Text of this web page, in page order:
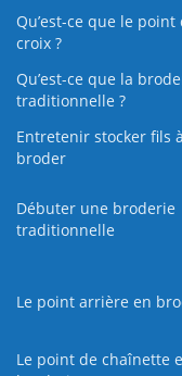
Qu’est-ce que le point
croix ?
Qu’est-ce que la
traditionnelle ?
Entretenir stocker fils à
broder
Débuter une broderie
traditionnelle
Le point arrière en
Le point de chaînette